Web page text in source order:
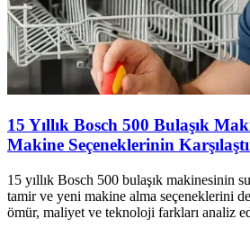
15 Yıllık Bosch 500 Bulaşık
Makine Seçeneklerinin
15 yıllık Bosch 500 bulaşık makinesinin
tamir ve yeni makine alma seçeneklerini
ömür, maliyet ve teknoloji farkları analiz